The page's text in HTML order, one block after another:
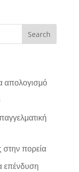
απολογισμό
στην πορεία
επένδυση